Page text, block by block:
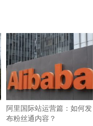
阿里国际站运营篇：如何发
布粉丝通内容？